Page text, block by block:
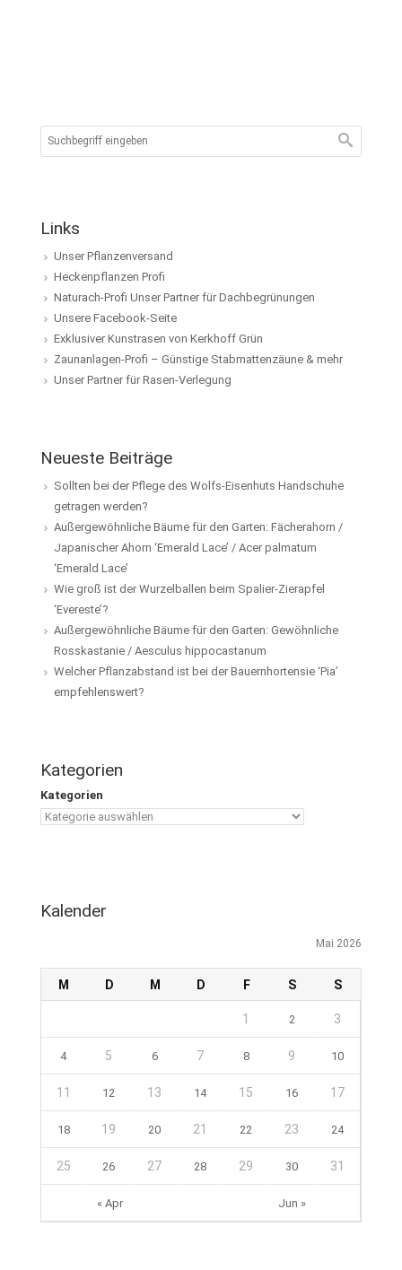
Links
Unser Pflanzenversand
Heckenpflanzen Profi
Naturach-Profi Unser Partner für Dachbegrünungen
Unsere Facebook-Seite
Exklusiver Kunstrasen von Kerkhoff Grün
Zaunanlagen-Profi – Günstige Stabmattenzäune & mehr
Unser Partner für Rasen-Verlegung
Neueste Beiträge
Sollten bei der Pflege des Wolfs-Eisenhuts Handschuhe
getragen werden?
Außergewöhnliche Bäume für den Garten: Fächerahorn /
Japanischer Ahorn ‘Emerald Lace’ / Acer palmatum
‘Emerald Lace’
Wie groß ist der Wurzelballen beim Spalier-Zierapfel
‘Evereste’?
Außergewöhnliche Bäume für den Garten: Gewöhnliche
Rosskastanie / Aesculus hippocastanum
Welcher Pflanzabstand ist bei der Bauernhortensie ‘Pia’
empfehlenswert?
Kategorien
Kategorien
Kalender
Mai 2026
M D M D F S S
« Apr Jun »
1 2 3
4 5 6 7 8 9 10
11 12 13 14 15 16 17
18 19 20 21 22 23 24
25 26 27 28 29 30 31